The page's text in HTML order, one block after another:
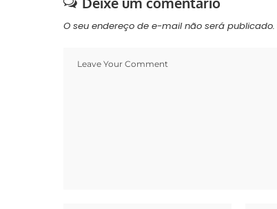
O seu endereço de e-mail não será publicado.